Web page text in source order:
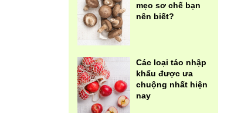
mẹo sơ chế bạn
nên biết?
Các loại táo nhập
khẩu được ưa
chuộng nhất hiện
nay